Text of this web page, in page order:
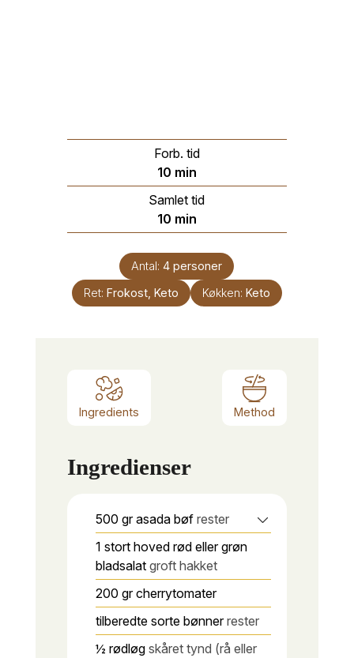
Forb. tid
10minutter
min
Samlet tid
10minutter
min
Antal:4 personer
Ret: Frokost, Keto Køkken: Keto
Ingredients Method
Ingredienser
500 gr asada bøf rester
1 stort hoved rød eller grøn
bladsalat groft hakket
200 gr cherrytomater
tilberedte sorte bønner rester
½ rødløg skåret tynd (rå eller